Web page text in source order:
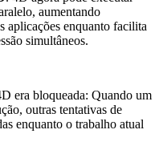
aumentando
aplicações enquanto facilita
simultâneos.
era bloqueada: Quando um
outras tentativas de
enquanto o trabalho atual